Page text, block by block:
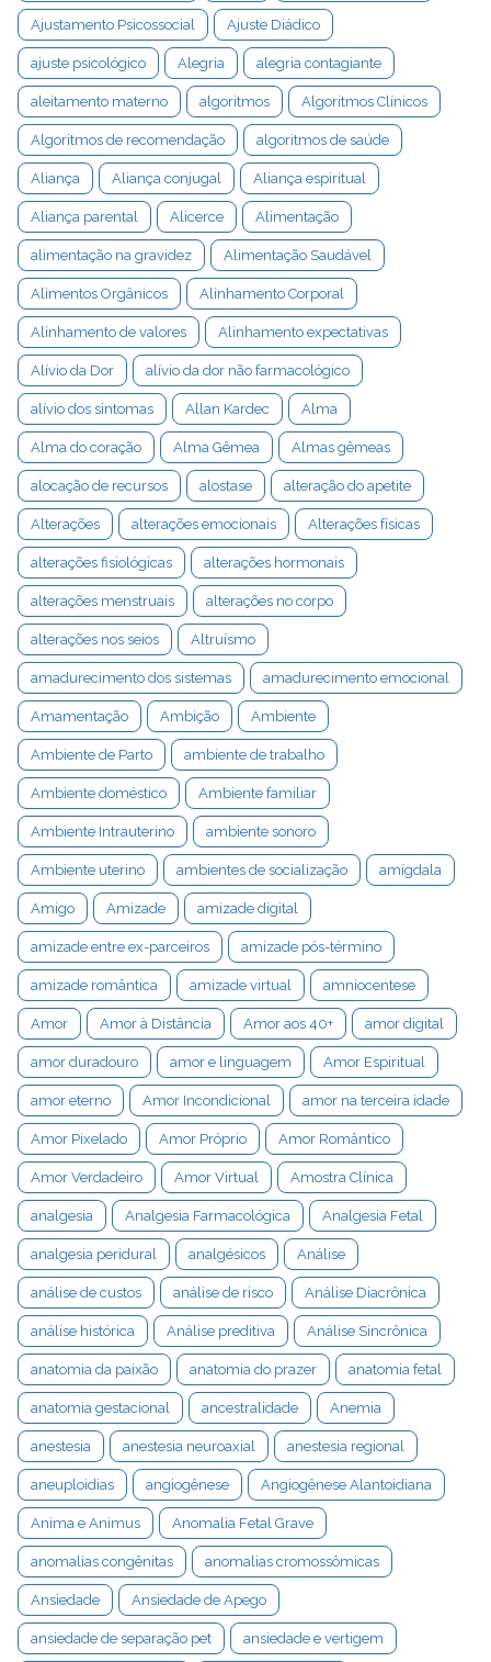
Ajustamento Psicossocial Ajuste Diádico
ajuste psicológico Alegria alegria contagiante
aleitamento materno algoritmos Algoritmos Clínicos
Algoritmos de recomendação algoritmos de saúde
Aliança Aliança conjugal Aliança espiritual
Aliança parental Alicerce Alimentação
alimentação na gravidez Alimentação Saudável
Alimentos Orgânicos Alinhamento Corporal
Alinhamento de valores Alinhamento expectativas
Alívio da Dor alívio da dor não farmacológico
alívio dos sintomas Allan Kardec Alma
Alma do coração Alma Gêmea Almas gêmeas
alocação de recursos alostase alteração do apetite
Alterações alterações emocionais Alterações físicas
alterações fisiológicas alterações hormonais
alterações menstruais alterações no corpo
alterações nos seios Altruísmo
amadurecimento dos sistemas amadurecimento emocional
Amamentação Ambição Ambiente
Ambiente de Parto ambiente de trabalho
Ambiente doméstico Ambiente familiar
Ambiente Intrauterino ambiente sonoro
Ambiente uterino ambientes de socialização amígdala
Amigo Amizade amizade digital
amizade entre ex-parceiros amizade pós-término
amizade romântica amizade virtual amniocentese
Amor Amor à Distância Amor aos 40+ amor digital
amor duradouro amor e linguagem Amor Espiritual
amor eterno Amor Incondicional amor na terceira idade
Amor Pixelado Amor Próprio Amor Romântico
Amor Verdadeiro Amor Virtual Amostra Clínica
analgesia Analgesia Farmacológica Analgesia Fetal
analgesia peridural analgésicos Análise
análise de custos análise de risco Análise Diacrônica
análise histórica Análise preditiva Análise Sincrônica
anatomia da paixão anatomia do prazer anatomia fetal
anatomia gestacional ancestralidade Anemia
anestesia anestesia neuroaxial anestesia regional
aneuploidias angiogênese Angiogênese Alantoidiana
Anima e Animus Anomalia Fetal Grave
anomalias congênitas anomalias cromossômicas
Ansiedade Ansiedade de Apego
ansiedade de separação pet ansiedade e vertigem